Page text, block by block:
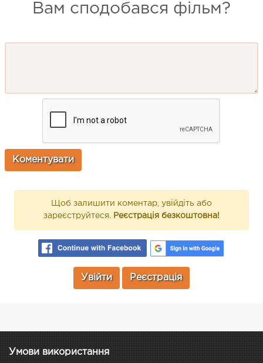
Вам сподобався фільм?
Щоб залишити коментар, увійдіть або
зареєструйтеся. Реєстрація безкоштовна!
Увійти Реєстрація
Умови використання